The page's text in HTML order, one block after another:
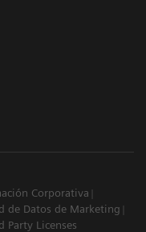
Corporativa
de Datos de Marketing
Party Licenses